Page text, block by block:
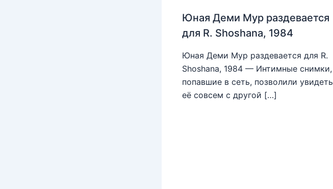
Юная Деми Мур раздевается
для R. Shoshana, 1984
Юная Деми Мур раздевается для R.
Shoshana, 1984 — Интимные снимки,
попавшие в сеть, позволили увидеть
её совсем с другой […]